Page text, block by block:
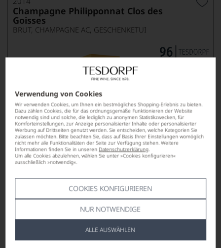
Verwendung von Cookies
Wir verwenden Cookies, um Ihnen ein bestmögliches Shopping-Erlebnis zu bieten.
Dazu zählen Cookies, die für das ordnungsgemäße Funktionieren der Website
notwendig sind und solche, die lediglich zu anonymen Statistikzwecken, für
Komforteinstellungen, zur Anzeige personalisierter Inhalte oder personalisierter
Werbung auf Drittseiten genutzt werden. Sie entscheiden, welche Kategorien Sie
zulassen möchten. Bitte beachten Sie, dass auf Basis Ihrer Einstellungen womöglich
nicht mehr alle Funktionalitäten der Seite zur Verfügung stehen. Weitere
Informationen finden Sie in unseren Datenschutzerklärung.
Um alle Cookies abzulehnen, wählen Sie unter »Cookies konfigurieren«
ausschließlich »notwendig«.
COOKIES KONFIGURIEREN
NUR NOTWENDIGE
ALLE AUSWÄHLEN
Champagne Philipponnat Clos des
Goisses
BRUT, CHAMPAGNE AC, GESCHENKETUI